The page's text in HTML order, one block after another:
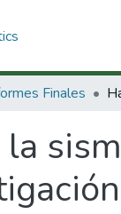
Finales